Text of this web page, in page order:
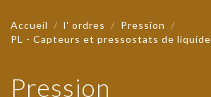
Pression
Accueil l' ordres
Pression
PL - Capteurs et pressostats de liquide